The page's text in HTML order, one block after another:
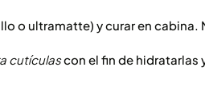
o ultramatte) y curar en cabina.
cutículascon el fin de hidratarlas